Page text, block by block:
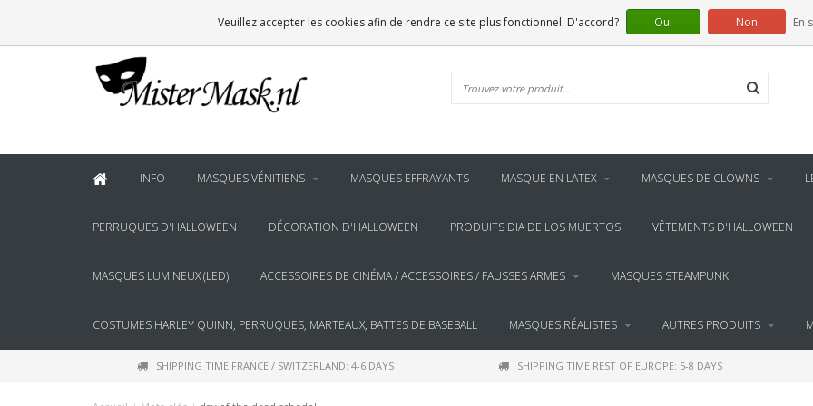
GRATIS BEZORGING
INFO MASQUES VÉNITIENS MASQUES EFFRAYANTS MASQUE EN LATEX MASQUES DE CLOWNS
PERRUQUES D'HALLOWEEN DÉCORATION D'HALLOWEEN PRODUITS DIA DE LOS MUERTOS VÊTEMENTS D'HALLOWEEN
MASQUES LUMINEUX (LED) ACCESSOIRES DE CINÉMA / ACCESSOIRES / FAUSSES ARMES MASQUES STEAMPUNK
COSTUMES HARLEY QUINN, PERRUQUES, MARTEAUX, BATTES DE BASEBALL MASQUES RÉALISTES AUTRES PRODUITS
SHIPPING TIME FRANCE / SWITZERLAND: 4-6 DAYS SHIPPING TIME REST OF EUROPE: 5-8 DAYS
Veuillez accepter les cookies afin de rendre ce site plus fonctionnel. D'accord? Oui Non En